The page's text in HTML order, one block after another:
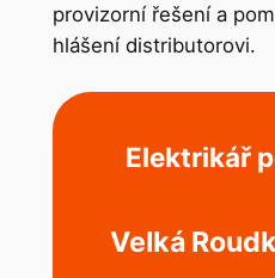
provizorní řešení a
hlášení distributorovi.
Elektrikář
Velká